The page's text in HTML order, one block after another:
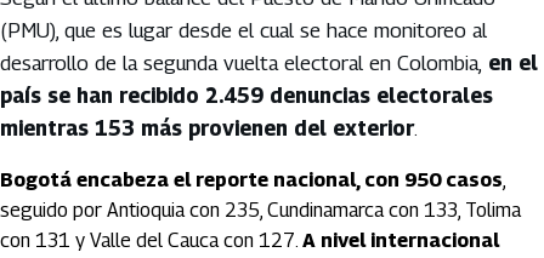
(PMU), que es lugar desde el cual se hace monitoreo al
desarrollo de la segunda vuelta electoral en Colombia, en el
país se han recibido 2.459 denuncias electorales
mientras 153 más provienen del exterior.
Bogotá encabeza el reporte nacional, con 950 casos,
seguido por Antioquia con 235, Cundinamarca con 133, Tolima
con 131 y Valle del Cauca con 127. A nivel internacional